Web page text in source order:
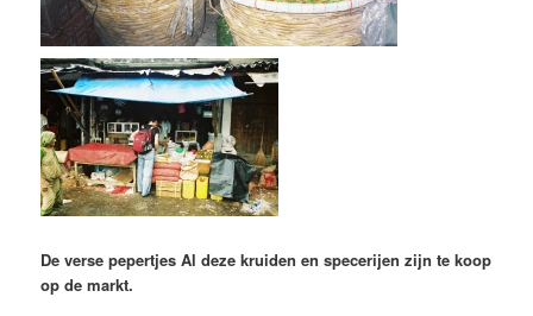
De verse pepertjes Al deze kruiden en specerijen zijn te koop
op de markt.